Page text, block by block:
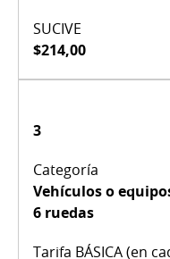
$214,00
3
Vehículos o
6 ruedas